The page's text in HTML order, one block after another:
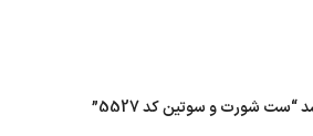
شورت و سوتین کد 5527”